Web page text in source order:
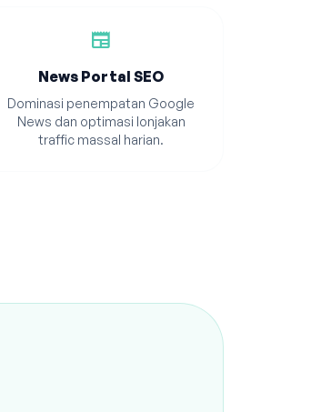
newspaper
News Portal SEO
Dominasi penempatan Google
News dan optimasi lonjakan
traffic massal harian.